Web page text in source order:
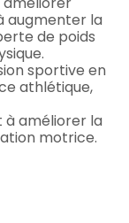
augmenter la
de poids
sportive en
athlétique,
à améliorer la
motrice.